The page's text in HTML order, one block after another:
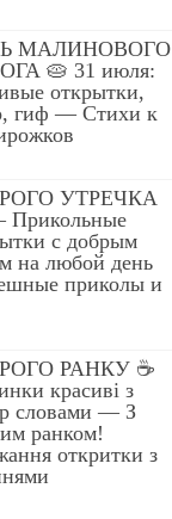
МАЛИНОВОГО
🥧 31 июля:
открытки,
гиф — Стихи к
УТРЕЧКА
с добрым
на любой день
приколы и
РАНКУ ☕
красиві з
словами — З
ранком!
откритки з